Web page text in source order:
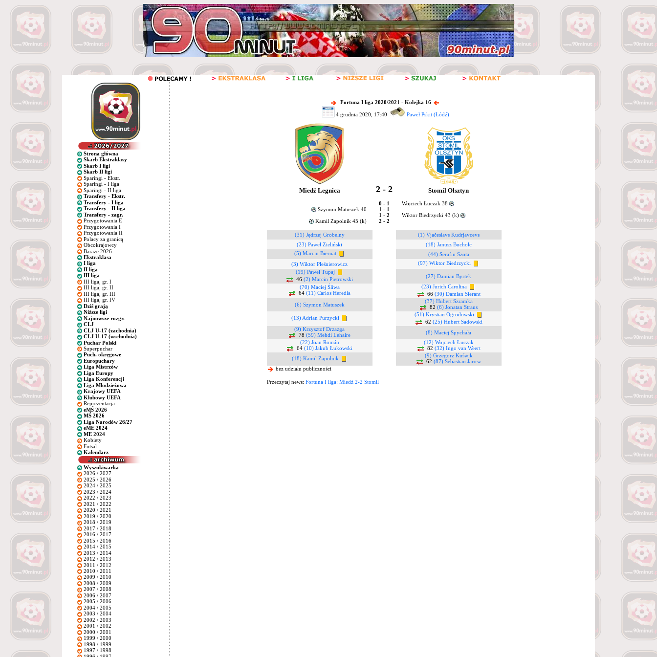
Strona główna
Skarb Ekstraklasy
Skarb I ligi
Skarb II ligi
Sparingi - Ekstr.
Sparingi - I liga
Sparingi - II liga
Transfery - Ekstr.
Transfery - I liga
Transfery - II liga
Transfery - zagr.
Przygotowania E
Przygotowania I
Przygotowania II
Polacy za granicą
Obcokrajowcy
Baraże 2026
Ekstraklasa
I liga
II liga
III liga
III liga, gr. I
III liga, gr. II
III liga, gr. III
III liga, gr. IV
Dziś grają
Niższe ligi
Najnowsze rozgr.
CLJ
CLJ U-17 (zachodnia)
CLJ U-17 (wschodnia)
Puchar Polski
Superpuchar
Puch. okręgowe
Europuchary
Liga Mistrzów
Liga Europy
Liga Konferencji
Liga Młodzieżowa
Krajowy UEFA
Klubowy UEFA
Reprezentacja
eMŚ 2026
MŚ 2026
Liga Narodów 26/27
eME 2024
ME 2024
Kobiety
Futsal
Kalendarz
Wyszukiwarka
2026 / 2027
2025 / 2026
2024 / 2025
2023 / 2024
2022 / 2023
2021 / 2022
2020 / 2021
2019 / 2020
2018 / 2019
2017 / 2018
2016 / 2017
2015 / 2016
2014 / 2015
2013 / 2014
2012 / 2013
2011 / 2012
2010 / 2011
2009 / 2010
2008 / 2009
2007 / 2008
2006 / 2007
2005 / 2006
2004 / 2005
2003 / 2004
2002 / 2003
2001 / 2002
2000 / 2001
1999 / 2000
1998 / 1999
1997 / 1998
Fortuna I liga 2020/2021 - Kolejka 16
4 grudnia 2020, 17:40 Paweł Pskit (Łódź)
Miedź Legnica 2 - 2 Stomil Olsztyn
0 - 1
Wojciech Łuczak 38
Szymon Matuszek 40
1 - 1
1 - 2
Wiktor Biedrzycki 43 (k)
Kamil Zapolnik 45 (k)
2 - 2
(31) Jędrzej Grobelny
(1) Vjačeslavs Kudrjavcevs
(23) Paweł Zieliński
(18) Janusz Bucholc
(5) Marcin Biernat
(44) Serafin Szota
(3) Wiktor Pleśnierowicz
(97) Wiktor Biedrzycki
(19) Paweł Tupaj
46 (2) Marcin Pietrowski
(27) Damian Byrtek
(70) Maciej Śliwa
64 (11) Carlos Heredia
(23) Jurich Carolina
66 (30) Damian Sierant
(6) Szymon Matuszek
(37) Hubert Szramka
82 (6) Jonatan Straus
(13) Adrian Purzycki
(51) Krystian Ogrodowski
62 (25) Hubert Sadowski
(9) Krzysztof Drzazga
78 (59) Mehdi Lehaire
(8) Maciej Spychała
(22) Joan Román
64 (10) Jakub Łukowski
(12) Wojciech Łuczak
82 (32) Ingo van Weert
(18) Kamil Zapolnik
(9) Grzegorz Kuświk
62 (87) Sebastian Jarosz
bez udziału publiczności
Przeczytaj news: Fortuna I liga: Miedź 2-2 Stomil